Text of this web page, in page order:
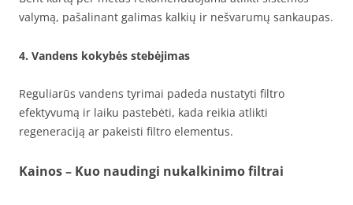
valymą, pašalinant galimas kalkių ir nešvarumų sankaupas.
4. Vandens kokybės stebėjimas
Reguliarūs vandens tyrimai padeda nustatyti filtro
efektyvumą ir laiku pastebėti, kada reikia atlikti
regeneraciją ar pakeisti filtro elementus.
Kainos – Kuo naudingi nukalkinimo filtrai